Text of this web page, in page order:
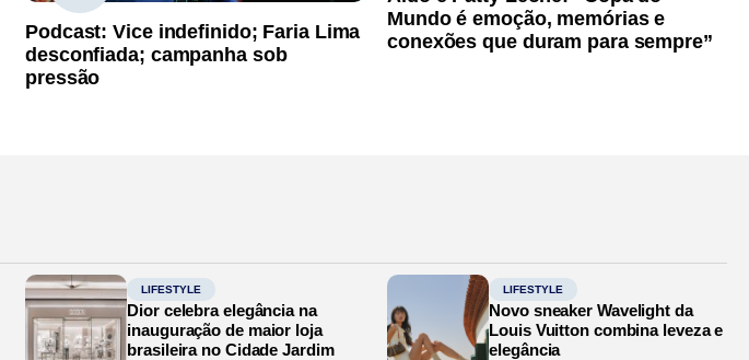
Podcast: Vice indefinido; Faria Lima
desconfiada; campanha sob
pressão
Mundo é emoção, memórias e
conexões que duram para sempre”
LIFESTYLE
Dior celebra elegância na
inauguração de maior loja
brasileira no Cidade Jardim
LIFESTYLE
Novo sneaker Wavelight da
Louis Vuitton combina leveza e
elegância